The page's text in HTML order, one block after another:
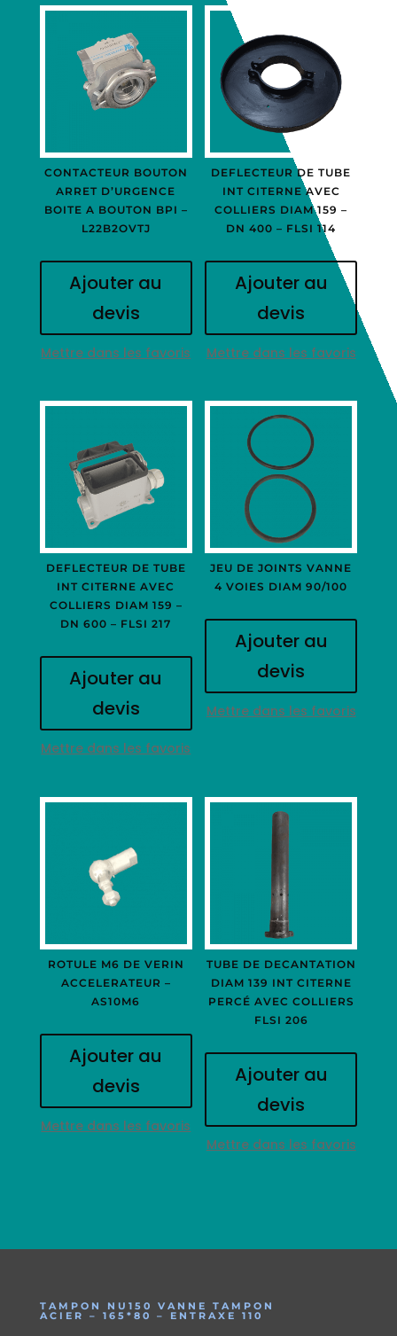
CONTACTEUR BOUTON
ARRET D’URGENCE
BOITE A BOUTON BPI –
L22B2OVTJ
Ajouter au
devis
Mettre dans les favoris
DEFLECTEUR DE TUBE
INT CITERNE AVEC
COLLIERS DIAM 159 –
DN 400 – FLSI 114
Ajouter au
devis
Mettre dans les favoris
DEFLECTEUR DE TUBE
INT CITERNE AVEC
COLLIERS DIAM 159 –
DN 600 – FLSI 217
Ajouter au
devis
Mettre dans les favoris
JEU DE JOINTS VANNE
4 VOIES DIAM 90/100
Ajouter au
devis
Mettre dans les favoris
ROTULE M6 DE VERIN
ACCELERATEUR –
AS10M6
Ajouter au
devis
Mettre dans les favoris
TUBE DE DECANTATION
DIAM 139 INT CITERNE
PERCÉ AVEC COLLIERS
FLSI 206
Ajouter au
devis
Mettre dans les favoris
TAMPON NU150 VANNE TAMPON
ACIER – 165*80 – ENTRAXE 110